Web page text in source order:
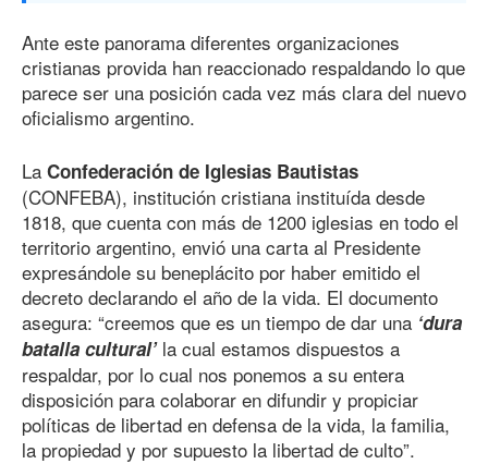
Ante este panorama diferentes organizaciones
cristianas provida han reaccionado respaldando lo que
parece ser una posición cada vez más clara del nuevo
oficialismo argentino.
La Confederación de Iglesias Bautistas
(CONFEBA), institución cristiana instituída desde
1818, que cuenta con más de 1200 iglesias en todo el
territorio argentino, envió una carta al Presidente
expresándole su beneplácito por haber emitido el
decreto declarando el año de la vida. El documento
asegura: “creemos que es un tiempo de dar una ‘dura
batalla cultural’ la cual estamos dispuestos a
respaldar, por lo cual nos ponemos a su entera
disposición para colaborar en difundir y propiciar
políticas de libertad en defensa de la vida, la familia,
la propiedad y por supuesto la libertad de culto”.